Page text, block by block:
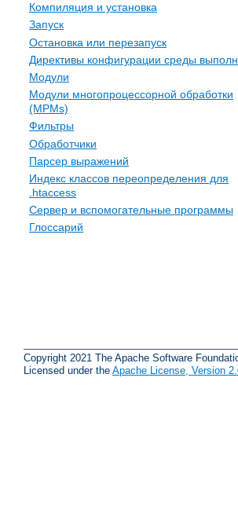
Компиляция и установка
Запуск
Остановка или перезапуск
Директивы конфигурации среды
Модули
Модули многопроцессорной обработки
(MPMs)
Фильтры
Обработчики
Парсер выражений
Индекс классов переопределения для
.htaccess
Сервер и вспомогательные программы
Глоссарий
Copyright 2021 The Apache Software
Licensed under the Apache License, Version